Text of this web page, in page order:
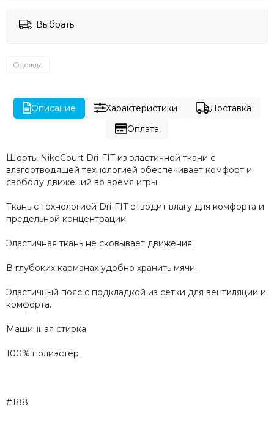
Выбрать
Одежда
Описание Характеристики
Доставка
Оплата
Шорты NikeCourt Dri-FIT из эластичной ткани с
влагоотводящей технологией обеспечивает комфорт и
свободу движений во время игры.
Ткань с технологией Dri-FIT отводит влагу для комфорта и
предельной концентрации.
Эластичная ткань не сковывает движения.
В глубоких карманах удобно хранить мячи.
Эластичный пояс с подкладкой из сетки для вентиляции и
комфорта.
Машинная стирка.
100% полиэстер.
#188